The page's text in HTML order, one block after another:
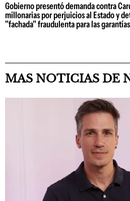
Gobierno presentó demanda contra
millonarias por perjuicios al Estado y
"fachada" fraudulenta para las garantías
MAS NOTICIAS DE